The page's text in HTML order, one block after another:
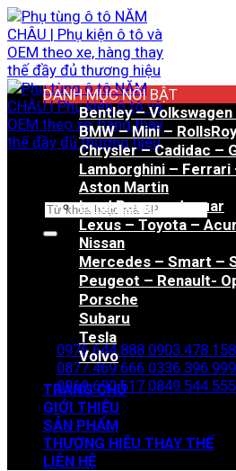
Bỏ
qua
nội
dung
Tìm
Hotline đặt hàng
0976.644.888 0903.478.158
0877.469.666 0336.396.999
0969.690.617 0849.544.555
Zalo đặt hàng
DANH MỤC NỔI BẬT
Bentley –
BMW – Mini –
Chrysler – Cadidac –
Lamborghini – Ferrari
Aston Martin
Land Rover – Jaguar
Lexus – Toyota –
Nissan
Mercedes – Smart –
Peugeot – Renault-
Porsche
Subaru
Tesla
Volvo
TRANG CHỦ
GIỚI THIỆU
SẢN PHẨM
THƯƠNG HIỆU THAY THẾ
LIÊN HỆ